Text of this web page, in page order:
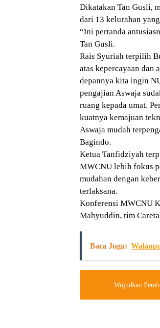
Dikatakan Tan Gusli,
dari 13 kelurahan
“Ini pertanda
Tan Gusli.
Rais Syuriah terpilih
atas kepercayaan dan
depannya kita ingin
pengajian Aswaja
ruang kepada umat.
kuatnya kemajuan
Aswaja mudah
Bagindo.
Ketua Tanfidziyah
MWCNU lebih fokus
mudahan dengan
terlaksana.
Konferensi MWCNU
Mahyuddin, tim
Baca Juga:
Wujudkan